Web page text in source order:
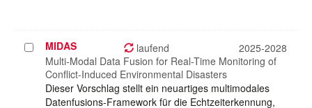
Projekt
auswählen
MIDAS laufend
2025-2028
Multi-Modal Data Fusion for Real-Time Monitoring of
Conflict-Induced Environmental Disasters
Dieser Vorschlag stellt ein neuartiges multimodales
Datenfusions-Framework für die Echtzeiterkennung,